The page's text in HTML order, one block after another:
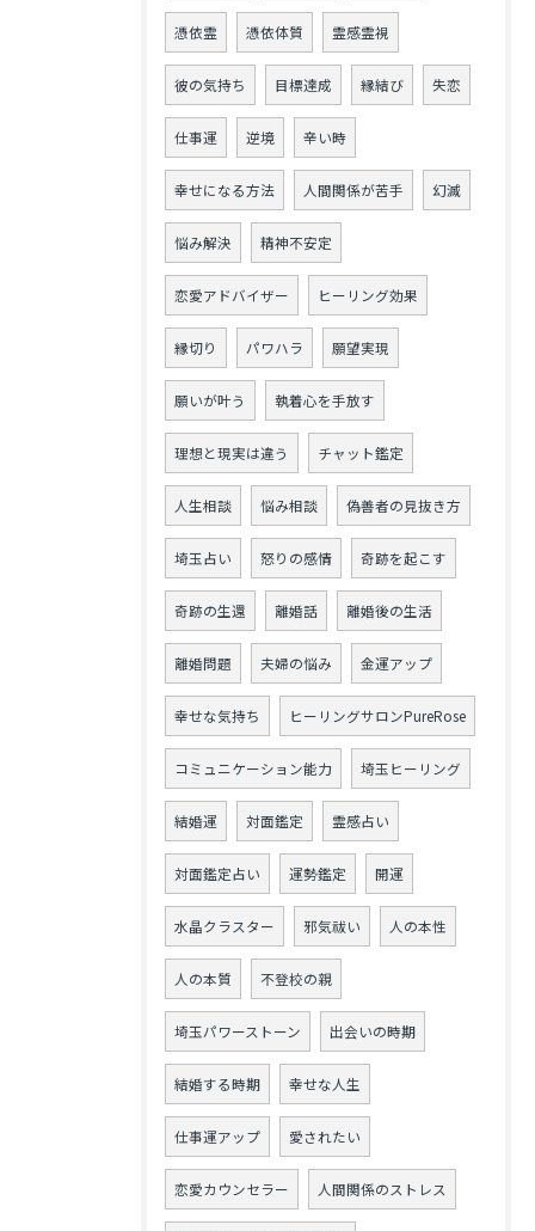
憑依霊 憑依体質 霊感霊視
彼の気持ち 目標達成 縁結び 失恋
仕事運 逆境 辛い時
幸せになる方法 人間関係が苦手 幻滅
悩み解決 精神不安定
恋愛アドバイザー ヒーリング効果
縁切り パワハラ 願望実現
願いが叶う 執着心を手放す
理想と現実は違う チャット鑑定
人生相談 悩み相談 偽善者の見抜き方
埼玉占い 怒りの感情 奇跡を起こす
奇跡の生還 離婚話 離婚後の生活
離婚問題 夫婦の悩み 金運アップ
幸せな気持ち ヒーリングサロンPureRose
コミュニケーション能力 埼玉ヒーリング
結婚運 対面鑑定 霊感占い
対面鑑定占い 運勢鑑定 開運
水晶クラスター 邪気祓い 人の本性
人の本質 不登校の親
埼玉パワーストーン 出会いの時期
結婚する時期 幸せな人生
仕事運アップ 愛されたい
恋愛カウンセラー 人間関係のストレス